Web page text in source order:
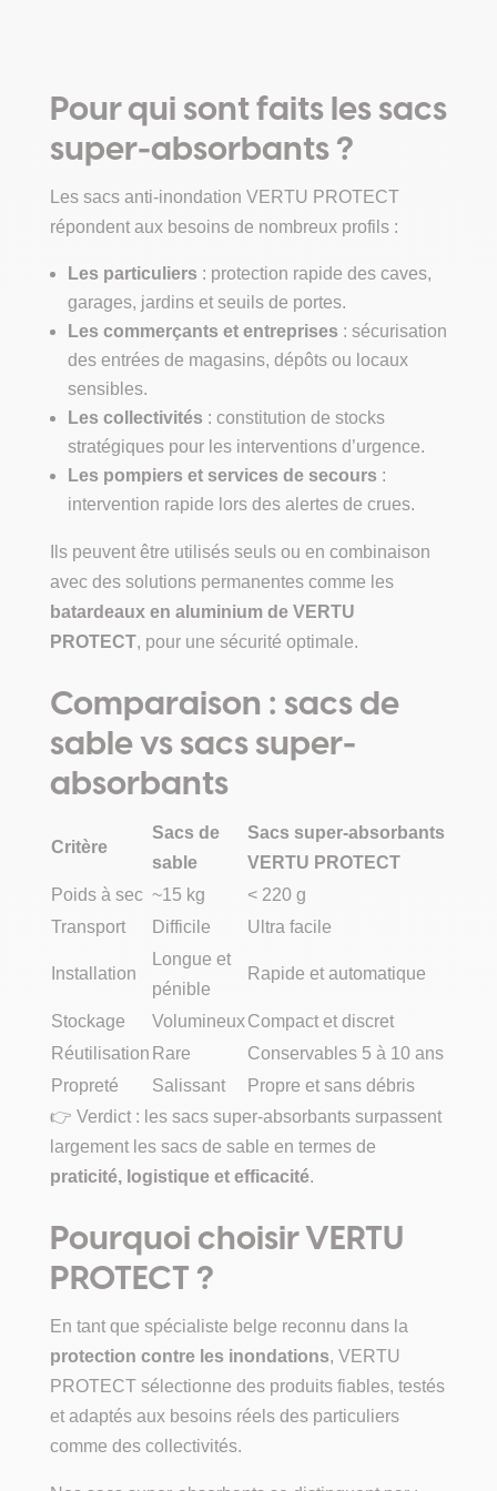
Pour qui sont faits les sacs
super-absorbants ?
Les sacs anti-inondation VERTU PROTECT
répondent aux besoins de nombreux profils :
Les particuliers : protection rapide des caves,
garages, jardins et seuils de portes.
Les commerçants et entreprises : sécurisation
des entrées de magasins, dépôts ou locaux
sensibles.
Les collectivités : constitution de stocks
stratégiques pour les interventions d’urgence.
Les pompiers et services de secours :
intervention rapide lors des alertes de crues.
Ils peuvent être utilisés seuls ou en combinaison
avec des solutions permanentes comme les
batardeaux en aluminium de VERTU
PROTECT, pour une sécurité optimale.
Comparaison : sacs de
sable vs sacs super-
absorbants
Critère
Sacs de
sable
Sacs super-absorbants
VERTU PROTECT
Poids à sec ~15 kg
< 220 g
Transport
Difficile Ultra facile
Installation
Longue et
pénible
Rapide et automatique
Stockage VolumineuxCompact et discret
Réutilisation Rare
Conservables 5 à 10 ans
Propreté
Salissant
Propre et sans débris
👉 Verdict : les sacs super-absorbants surpassent
largement les sacs de sable en termes de
praticité, logistique et efficacité.
Pourquoi choisir VERTU
PROTECT ?
En tant que spécialiste belge reconnu dans la
protection contre les inondations, VERTU
PROTECT sélectionne des produits fiables, testés
et adaptés aux besoins réels des particuliers
comme des collectivités.